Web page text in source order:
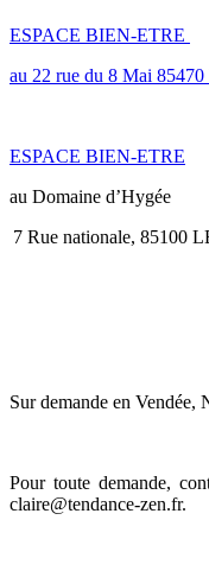
ESPACE BIEN-ETRE
au 22 rue du 8 Mai
ESPACE BIEN-ETRE
au Domaine d’Hygée
7 Rue nationale, 85100
Sur demande en Vendée,
Pour toute demande,
claire@tendance-zen.fr.